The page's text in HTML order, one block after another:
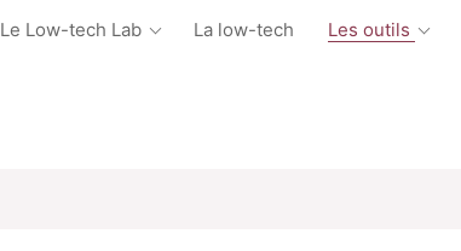
Le Low-tech Lab La low-tech Les outils